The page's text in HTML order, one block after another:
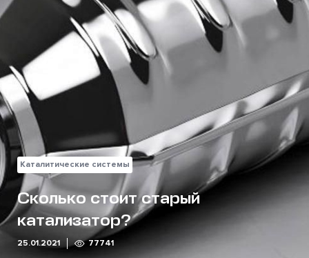
Каталитические системы
Сколько стоит старый
катализатор?
25.01.2021 77741